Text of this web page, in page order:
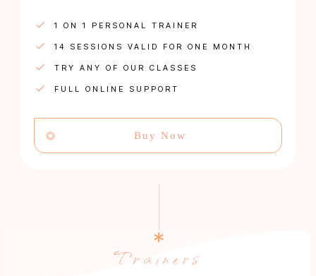
1 ON 1 PERSONAL TRAINER
14 SESSIONS VALID FOR ONE MONTH
TRY ANY OF OUR CLASSES
FULL ONLINE SUPPORT
Buy Now
Trainers